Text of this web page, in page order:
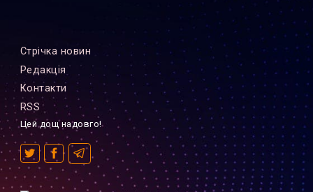
Стрiчка новин
Редакцiя
Контакти
RSS
Цей дощ надовго!